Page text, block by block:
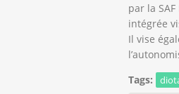
par la
intégrée
Il vise
Tags: